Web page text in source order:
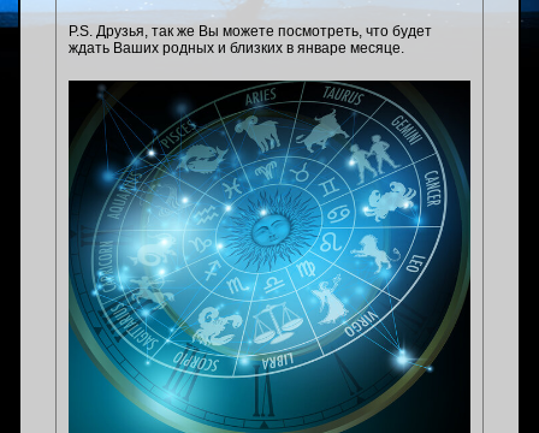
P.S. Друзья, так же Вы можете посмотреть, что будет
ждать Ваших родных и близких в январе месяце.